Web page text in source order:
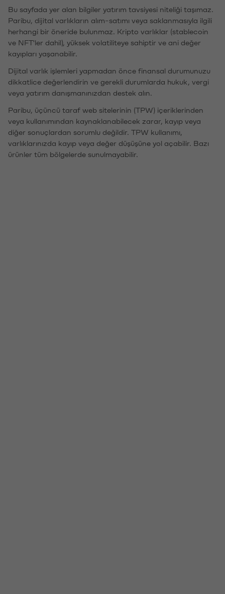
Bu sayfada yer alan bilgiler yatırım tavsiyesi niteliği taşımaz.
Paribu, dijital varlıkların alım-satımı veya saklanmasıyla ilgili
herhangi bir öneride bulunmaz. Kripto varlıklar (stablecoin
ve NFT'ler dahil), yüksek volatiliteye sahiptir ve ani değer
kayıpları yaşanabilir.
Dijital varlık işlemleri yapmadan önce finansal durumunuzu
dikkatlice değerlendirin ve gerekli durumlarda hukuk, vergi
veya yatırım danışmanınızdan destek alın.
Paribu, üçüncü taraf web sitelerinin (TPW) içeriklerinden
veya kullanımından kaynaklanabilecek zarar, kayıp veya
diğer sonuçlardan sorumlu değildir. TPW kullanımı,
varlıklarınızda kayıp veya değer düşüşüne yol açabilir. Bazı
ürünler tüm bölgelerde sunulmayabilir.